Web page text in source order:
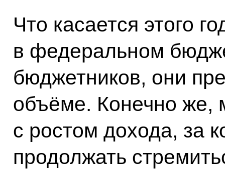
Что касается этого
в федеральном
бюджетников, они
объёме. Конечно же,
с ростом дохода, за
продолжать